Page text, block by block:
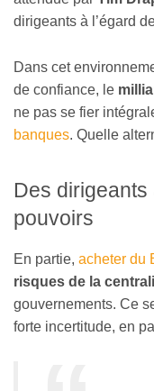
dirigeants à l’égard
Dans cet
de confiance, le
ne pas se fier
banques. Quelle
Des
pouvoirs
En partie, acheter du
risques de la
gouvernements. Ce
forte incertitude, en